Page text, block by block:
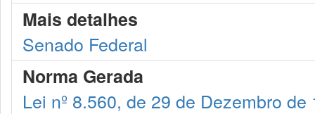
Mais detalhes
Senado Federal
Norma Gerada
Lei nº 8.560, de 29 de Dezembro de